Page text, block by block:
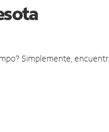
Simplemente,